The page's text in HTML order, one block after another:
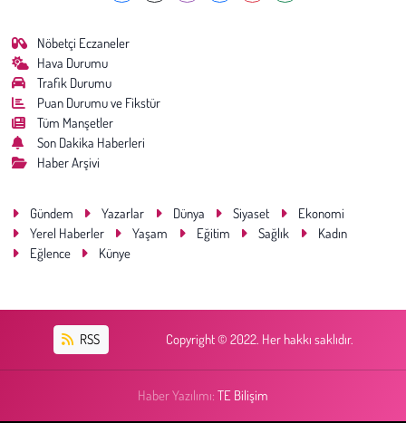
Nöbetçi Eczaneler
Hava Durumu
Trafik Durumu
Puan Durumu ve Fikstür
Tüm Manşetler
Son Dakika Haberleri
Haber Arşivi
Gündem Yazarlar Dünya Siyaset
Ekonomi
Yerel Haberler
Yaşam Eğitim Sağlık
Kadın
Eğlence
Künye
RSS Copyright © 2022. Her hakkı saklıdır.
Haber Yazılımı: TE Bilişim